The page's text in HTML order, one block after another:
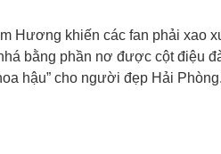
Hương khiến các fan phải xao
bằng phần nơ được cột điệu
hậu” cho người đẹp Hải